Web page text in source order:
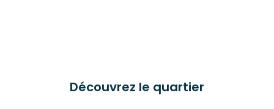
Découvrez le quartier